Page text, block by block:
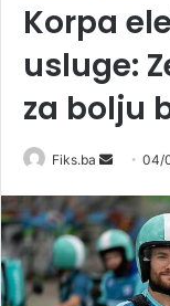
Korpa
usluge:
za bolju
Fiks.ba
Send
email
04/